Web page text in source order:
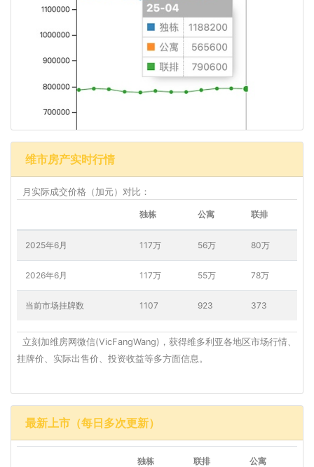
维市房产实时行情
月实际成交价格（加元）对比：
独栋 公寓 联排
2025年6月 117万 56万 80万
2026年6月 117万 55万 78万
当前市场挂牌数 1107 923 373
立刻加维房网微信(VicFangWang)，获得维多利亚各地区市场行情、
挂牌价、实际出售价、投资收益等多方面信息。
最新上市（每日多次更新）
独栋 联排 公寓